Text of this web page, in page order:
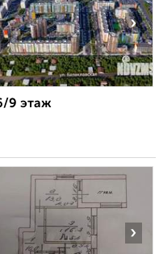
›
9 этаж
›